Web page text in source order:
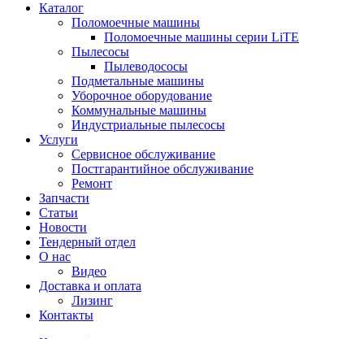
Каталог
Поломоечные машины
Поломоечные машины серии LiTE
Пылесосы
Пылеводососы
Подметальные машины
Уборочное оборудование
Коммунальные машины
Индустриальные пылесосы
Услуги
Сервисное обслуживание
Постгарантийное обслуживание
Ремонт
Запчасти
Статьи
Новости
Тендерный отдел
О нас
Видео
Доставка и оплата
Лизинг
Контакты